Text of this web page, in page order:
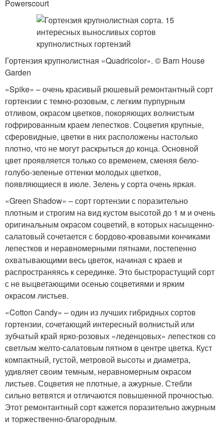
Powerscourt
Гортензия крупнолистная «Quadricolor». © Barn House
Garden
«Spike» – очень красивый рюшевый ремонтантный сорт
гортензии с темно-розовым, с легким пурпурным
отливом, окрасом цветков, покоряющих волнистым
гофрированным краем лепестков. Соцветия крупные,
сферовидные, цветки в них расположены настолько
плотно, что не могут раскрыться до конца. Основной
цвет проявляется только со временем, сменяя бело-
голубо-зеленые оттенки молодых цветков,
появляющиеся в июле. Зелень у сорта очень яркая.
«Green Shadow» – сорт гортензии с поразительно
плотным и строгим на вид кустом высотой до 1 м и очень
оригинальным окрасом соцветий, в которых насыщенно-
салатовый сочетается с бордово-кровавыми кончиками
лепестков и неравномерными пятнами, постепенно
охватывающими весь цветок, начиная с краев и
распространяясь к серединке. Это быстрорастущий сорт
с не выцветающими осенью соцветиями и ярким
окрасом листьев.
«Cotton Candy» – один из лучших гибридных сортов
гортензии, сочетающий интересный волнистый или
зубчатый край ярко-розовых «леденцовых» лепестков со
светлым желто-салатовым пятном в центре цветка. Куст
компактный, густой, метровой высоты и диаметра,
удивляет своим темным, неравномерным окрасом
листьев. Соцветия не плотные, а ажурные. Стебли
сильно ветвятся и отличаются повышенной прочностью.
Этот ремонтантный сорт кажется поразительно ажурным
и торжественно-благородным.